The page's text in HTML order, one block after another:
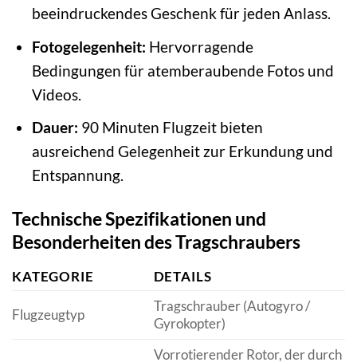
beeindruckendes Geschenk für jeden Anlass.
Fotogelegenheit: Hervorragende
Bedingungen für atemberaubende Fotos und
Videos.
Dauer: 90 Minuten Flugzeit bieten
ausreichend Gelegenheit zur Erkundung und
Entspannung.
Technische Spezifikationen und
Besonderheiten des Tragschraubers
KATEGORIE DETAILS
Flugzeugtyp
Tragschrauber (Autogyro /
Gyrokopter)
Vorrotierender Rotor, der durch